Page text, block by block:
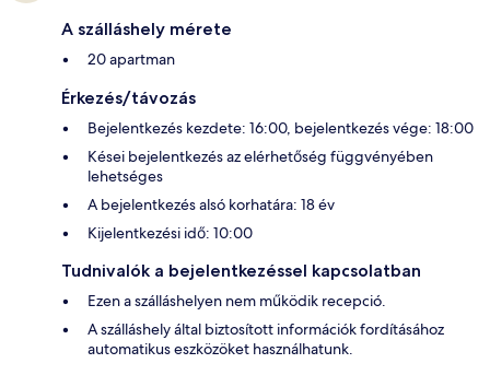
A szálláshely mérete
20 apartman
Érkezés/távozás
Bejelentkezés kezdete: 16:00, bejelentkezés vége: 18:00
Kései bejelentkezés az elérhetőség függvényében
lehetséges
A bejelentkezés alsó korhatára: 18 év
Kijelentkezési idő: 10:00
Tudnivalók a bejelentkezéssel kapcsolatban
Ezen a szálláshelyen nem működik recepció.
A szálláshely által biztosított információk fordításához
automatikus eszközöket használhatunk.